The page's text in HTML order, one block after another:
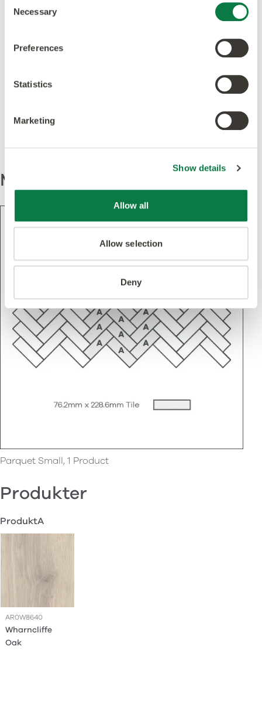
Selection
Necessary
Preferences
Statistics
Marketing
Show details
Allow all
Allow selection
Deny
Utvalda proddukter till
denna design
Mönster
Parquet Small, 1 Product
Produkter
ProduktA
AR0W8640
Wharncliffe
Oak